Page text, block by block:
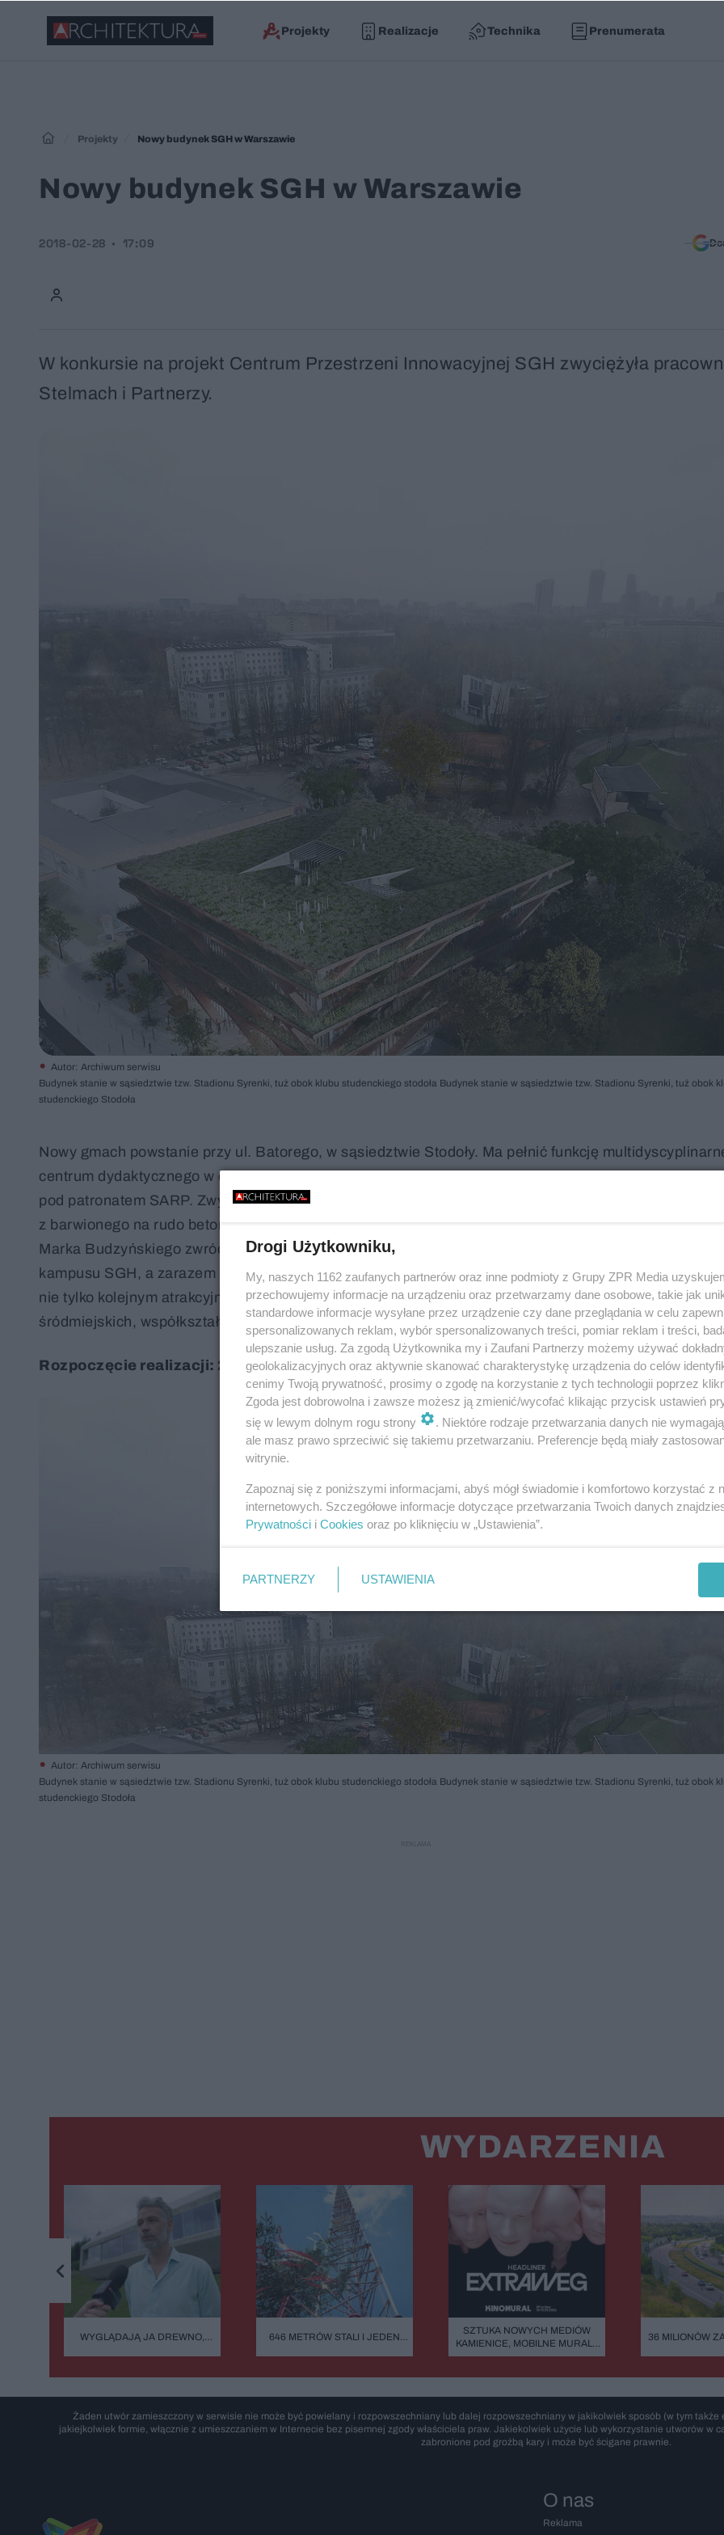
Projekty Realizacje Technika Prenumerata
Projekty Nowy budynek SGH w Warszawie
Nowy budynek SGH w Warszawie
2018-02-28 17:09
W konkursie na projekt Centrum Przestrzeni Innowacyjnej SGH zwyciężyła
Stelmach i Partnerzy.
Autor: Archiwum serwisu
Budynek stanie w sąsiedztwie tzw. Stadionu Syrenki, tuż obok klubu studenckiego stodoła Budynek stanie w sąsiedztwie tzw. Stadionu Syrenki, tuż obok
studenckiego Stodoła
Nowy gmach powstanie przy ul. Batorego, w sąsiedztwie Stodoły. Ma pełnić funkcję
centrum dydaktycznego w dziedzinie tzw. wysokich technologii. Konkurs na jego projekt uczelnia
pod patronatem SARP. Zwyciężyła pracownia Bolesława Stelmacha, proponując obiekt o wyrazistej
z barwionego na rudo betonu, która tworzyć ma otwarte na otoczenie zielone tarasy. Jury pod
Marka Budzyńskiego zwróciło m.in. uwagę, że budynek będzie nawiązywać do kolorystyki
kampusu SGH, a zarazem wpisze się w charakter pobliskiego Pola Mokotowskiego. Jak uzasadniało,
nie tylko kolejnym atrakcyjnym obiektem uczelni, ale spełni też wysokie kryteria jakościowe dla
śródmiejskich, współkształtujących ogólnodostępną przestrzeń publiczną.
Rozpoczęcie realizacji: 2018
Autor: Archiwum serwisu
Budynek stanie w sąsiedztwie tzw. Stadionu Syrenki, tuż obok klubu studenckiego stodoła Budynek stanie w sąsiedztwie tzw. Stadionu Syrenki, tuż obok
studenckiego Stodoła
WYDARZENIA
WYGLĄDAJĄ JA DREWNO,
BUDMAT. "MARZYMY O TYM,
646 METRÓW STALI I JEDEN
SZTUKA NOWYCH MEDIÓW
KAMIENICE, MOBILNE MURALE
I NIESKOŃCZONOŚĆ.
36 MILIONÓW
Żaden utwór zamieszczony w serwisie nie może być powielany i rozpowszechniany lub dalej rozpowszechniany w jakikolwiek sposób (w tym
jakiejkolwiek formie, włącznie z umieszczaniem w Internecie bez pisemnej zgody właściciela praw. Jakiekolwiek użycie lub wykorzystanie utworów w
zabronione pod groźbą kary i może być ścigane prawnie.
O nas
Reklama
Drogi Użytkowniku,
My, naszych 1162 zaufanych partnerów oraz inne podmioty z Grupy ZPR Media
przechowujemy informacje na urządzeniu oraz przetwarzamy dane osobowe, takie jak
standardowe informacje wysyłane przez urządzenie czy dane przeglądania w celu
spersonalizowanych reklam, wybór spersonalizowanych treści, pomiar reklam i treści,
ulepszanie usług. Za zgodą Użytkownika my i Zaufani Partnerzy możemy używać
geolokalizacyjnych oraz aktywnie skanować charakterystykę urządzenia do celów
cenimy Twoją prywatność, prosimy o zgodę na korzystanie z tych technologii poprzez
Zgoda jest dobrowolna i zawsze możesz ją zmienić/wycofać klikając przycisk ustawień
się w lewym dolnym rogu strony
. Niektóre rodzaje przetwarzania danych nie
ale masz prawo sprzeciwić się takiemu przetwarzaniu. Preferencje będą miały
witrynie.
Zapoznaj się z poniższymi informacjami, abyś mógł świadomie i komfortowo korzystać z
internetowych. Szczegółowe informacje dotyczące przetwarzania Twoich danych
Prywatności i Cookies oraz po kliknięciu w „Ustawienia”.
PARTNERZY USTAWIENIA